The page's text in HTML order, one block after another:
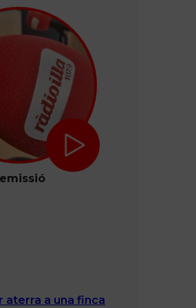
aterra a una finca